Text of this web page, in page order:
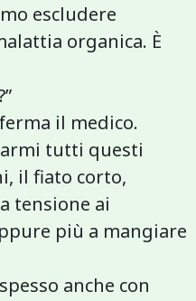
escludere
organica. È
il medico.
tutti questi
il fiato corto,
tensione ai
più a mangiare
anche con